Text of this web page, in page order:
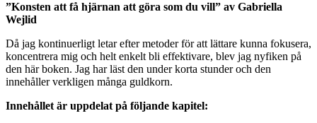
”Konsten att få hjärnan att göra som du vill” av Gabriella
Wejlid
Då jag kontinuerligt letar efter metoder för att lättare kunna fokusera,
koncentrera mig och helt enkelt bli effektivare, blev jag nyfiken på
den här boken. Jag har läst den under korta stunder och den
innehåller verkligen många guldkorn.
Innehållet är uppdelat på följande kapitel: